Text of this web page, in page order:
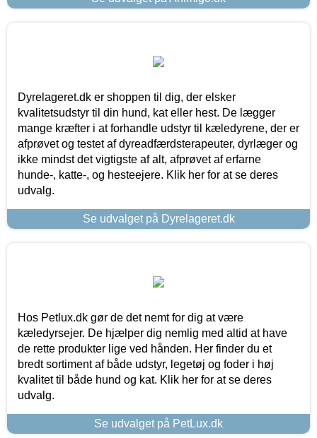
Dyrelageret.dk er shoppen til dig, der elsker
kvalitetsudstyr til din hund, kat eller hest. De lægger
mange kræfter i at forhandle udstyr til kæledyrene, der er
afprøvet og testet af dyreadfærdsterapeuter, dyrlæger og
ikke mindst det vigtigste af alt, afprøvet af erfarne
hunde-, katte-, og hesteejere. Klik her for at se deres
udvalg.
Se udvalget på Dyrelageret.dk
Hos Petlux.dk gør de det nemt for dig at være
kæledyrsejer. De hjælper dig nemlig med altid at have
de rette produkter lige ved hånden. Her finder du et
bredt sortiment af både udstyr, legetøj og foder i høj
kvalitet til både hund og kat. Klik her for at se deres
udvalg.
Se udvalget på PetLux.dk